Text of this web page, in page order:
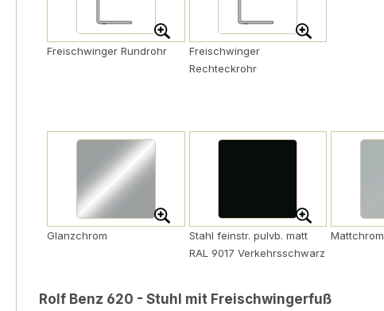
Freischwinger Rundrohr
Freischwinger
Rechteckrohr
Glanzchrom
Stahl feinstr. pulvb. matt
RAL 9017 Verkehrsschwarz
Mattchrom
Rolf Benz 620 - Stuhl mit Freischwingerfuß